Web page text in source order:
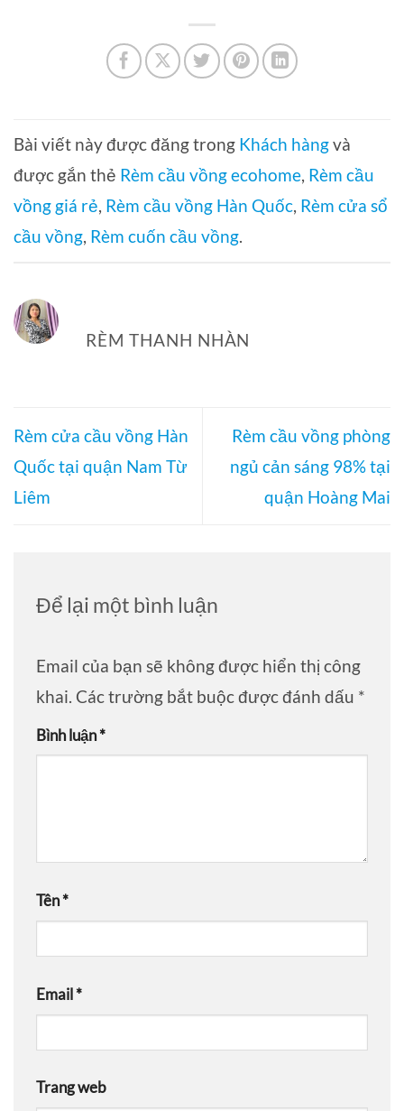
Bài viết này được đăng trong Khách hàngvà
được gắn thẻ Rèm cầu vồng ecohome, Rèm cầu
vồng giá rẻ, Rèm cầu vồng Hàn Quốc, Rèm cửa sổ
cầu vồng, Rèm cuốn cầu vồng.
RÈM THANH NHÀN
Rèm cửa cầu vồng Hàn
Quốc tại quận Nam Từ
Liêm
Rèm cầu vồng phòng
ngủ cản sáng 98% tại
quận Hoàng Mai
Để lại một bình luận
Email của bạn sẽ không được hiển thị công
khai. Các trường bắt buộc được đánh dấu *
Bình luận*
Tên*
Email*
Trang web